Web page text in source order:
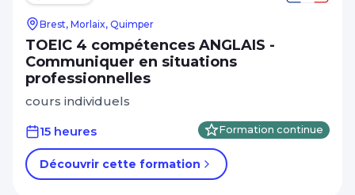
Brest, Morlaix, Quimper
TOEIC 4 compétences ANGLAIS -
Communiquer en situations
professionnelles
cours individuels
15 heures
Formation continue
Découvrir cette formation